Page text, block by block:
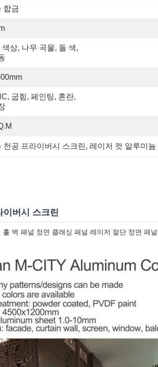
합금
색상, 나무 곡물, 돌 색,
굽힘, 페인팅, 혼란,
천공 프라이버시 스크린, 레이저 컷 알루미늄
이버시 스크린
벽 패널 정면 클래싱 패널 레이저 절단 정면 패